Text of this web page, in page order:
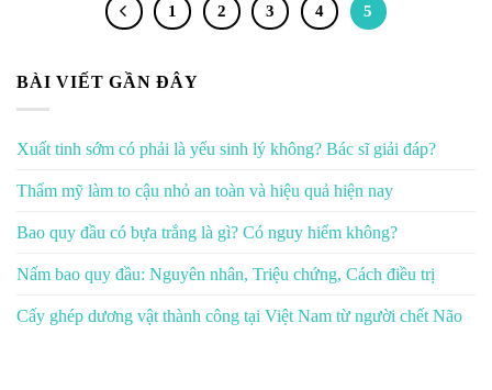
1 2 3 4 5
BÀI VIẾT GẦN ĐÂY
Xuất tinh sớm có phải là yếu sinh lý không? Bác sĩ giải đáp?
Thẩm mỹ làm to cậu nhỏ an toàn và hiệu quả hiện nay
Bao quy đầu có bựa trắng là gì? Có nguy hiểm không?
Nấm bao quy đầu: Nguyên nhân, Triệu chứng, Cách điều trị
Cấy ghép dương vật thành công tại Việt Nam từ người chết Não